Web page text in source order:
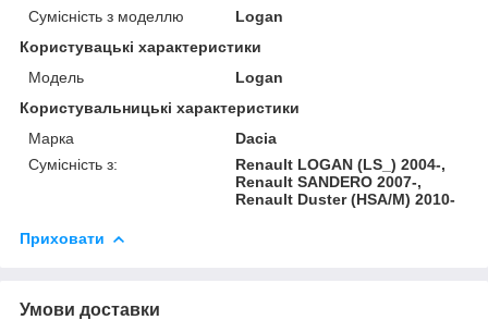
Сумісність з моделлю
Logan
Користувацькi характеристики
Модель
Logan
Користувальницькі характеристики
Марка
Dacia
Сумісність з:
Renault LOGAN (LS_) 2004-,
Renault SANDERO 2007-,
Renault Duster (HSA/M) 2010-
Приховати
Умови доставки